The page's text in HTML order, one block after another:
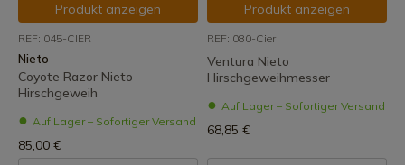
Produkt anzeigen
REF: 045-CIER
Nieto
Coyote Razor Nieto
Hirschgeweih
Auf Lager – Sofortiger Versand
85,00 €
Produkt anzeigen
REF: 080-Cier
Ventura Nieto
Hirschgeweihmesser
Auf Lager – Sofortiger Versand
68,85 €